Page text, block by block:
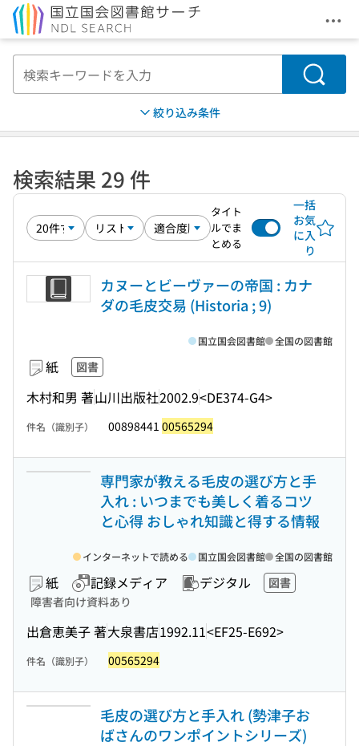
メ
検索
絞り込み条件
検索結果 29 件
タイト
ルでま
とめる
一括
お気
に入
り
カヌーとビーヴァーの帝国 : カナ
ダの毛皮交易 (Historia ; 9)
紙 図書
木村和男 著山川出版社2002.9<DE374-G4>
国立国会図書館 全国の図書館
件名（識別子） 00898441 00565294
専門家が教える毛皮の選び方と手
入れ : いつまでも美しく着るコツ
と心得 おしゃれ知識と得する情報
紙 記録メディア デジタル
図書
障害者向け資料あり
出倉恵美子 著大泉書店1992.11<EF25-E692>
インターネットで読める 国立国会図書館 全国の図書館
件名（識別子） 00565294
毛皮の選び方と手入れ (勢津子お
ばさんのワンポイントシリーズ)